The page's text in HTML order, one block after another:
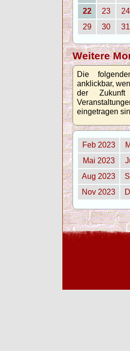
22
23 24
29
30 31
Weitere
Die
anklickbar,
der
eingetragen
Feb 2023
Mai 2023
Aug 2023
Nov 2023